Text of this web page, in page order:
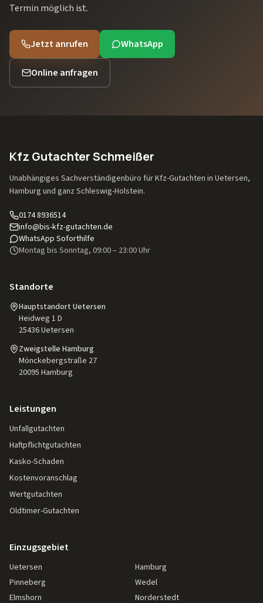
Termin möglich ist.
Jetzt anrufen WhatsApp
Online anfragen
Kfz Gutachter Schmeißer
Unabhängiges Sachverständigenbüro für Kfz-Gutachten in Uetersen,
Hamburg und ganz Schleswig-Holstein.
0174 8936514
info@bis-kfz-gutachten.de
WhatsApp Soforthilfe
Montag bis Sonntag, 09:00 – 23:00 Uhr
Standorte
Hauptstandort Uetersen
Heidweg 1 D
25436Uetersen
Zweigstelle Hamburg
Mönckebergstraße 27
20095 Hamburg
Leistungen
Unfallgutachten
Haftpflichtgutachten
Kasko-Schaden
Kostenvoranschlag
Wertgutachten
Oldtimer-Gutachten
Einzugsgebiet
Uetersen
Hamburg
Pinneberg
Wedel
Elmshorn
Norderstedt